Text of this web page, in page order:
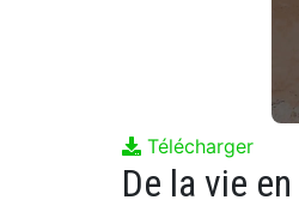
Télécharger